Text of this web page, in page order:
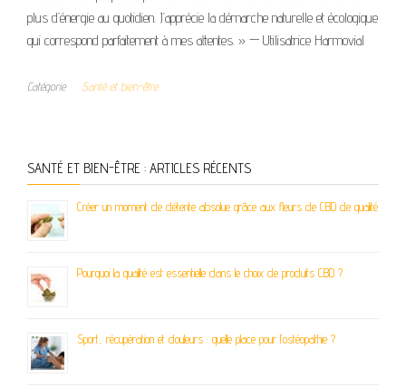
plus d’énergie au quotidien. J’apprécie la démarche naturelle et écologique
qui correspond parfaitement à mes attentes. » — Utilisatrice Harmovial
Catégorie Santé et bien-être
SANTÉ ET BIEN-ÊTRE : ARTICLES RÉCENTS
Créer un moment de détente absolue grâce aux fleurs de CBD de qualité
Pourquoi la qualité est essentielle dans le choix de produits CBD ?
Sport, récupération et douleurs : quelle place pour l’ostéopathie ?